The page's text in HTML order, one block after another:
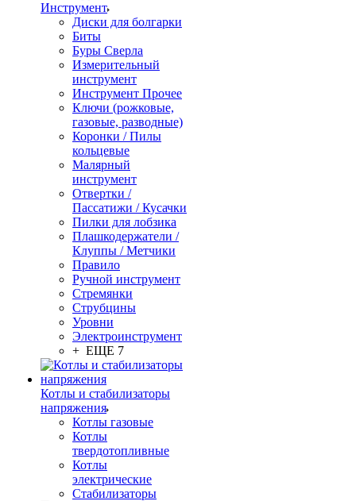
Инструмент
Диски для болгарки
Биты
Буры Сверла
Измерительный
инструмент
Инструмент Прочее
Ключи (рожковые,
газовые, разводные)
Коронки / Пилы
кольцевые
Малярный
инструмент
Отвертки /
Пассатижи / Кусачки
Пилки для лобзика
Плашкодержатели /
Клуппы / Метчики
Правило
Ручной инструмент
Стремянки
Струбцины
Уровни
Электроинструмент
+ ЕЩЕ 7
Котлы и стабилизаторы
напряжения
Котлы газовые
Котлы
твердотопливные
Котлы
электрические
Стабилизаторы